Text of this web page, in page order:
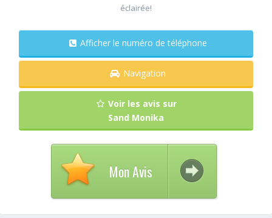
éclairée!
Afficher le numéro de téléphone
Navigation
Voir les avis sur
Sand Monika
Mon Avis